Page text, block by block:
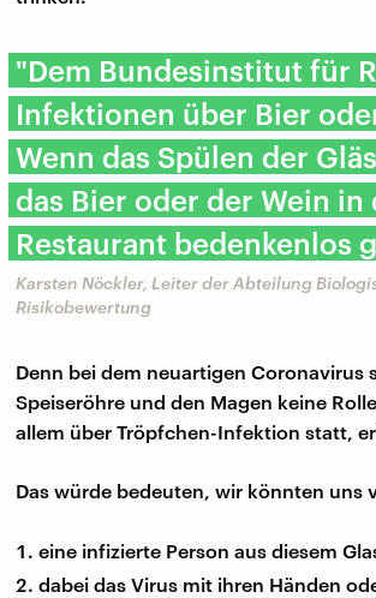
"Dem Bundesinstitut für
Infektionen über Bier
Wenn das Spülen der
das Bier oder der Wein
Restaurant bedenkenlos
Karsten Nöckler, Leiter der Abteilung
Risikobewertung
Denn bei dem neuartigen Coronavirus
Speiseröhre und den Magen keine
allem über Tröpfchen-Infektion statt,
Das würde bedeuten, wir könnten uns
eine infizierte Person aus diesem
dabei das Virus mit ihren Händen